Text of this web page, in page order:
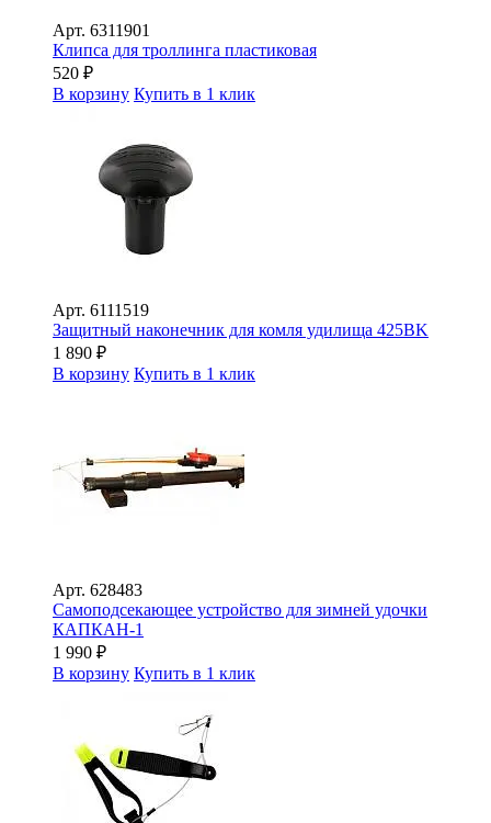
Арт. 6311901
Клипса для троллинга пластиковая
520 ₽
В корзину Купить в 1 клик
Арт. 6111519
Защитный наконечник для комля удилища 425BK
1 890 ₽
В корзину Купить в 1 клик
Арт. 628483
Самоподсекающее устройство для зимней удочки
КАПКАН-1
1 990 ₽
В корзину Купить в 1 клик